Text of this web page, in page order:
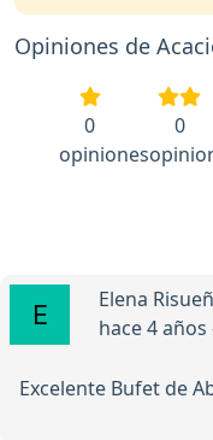
Opiniones de
0
opiniones
0
Elena
hace 4 años
Excelente Bufet de